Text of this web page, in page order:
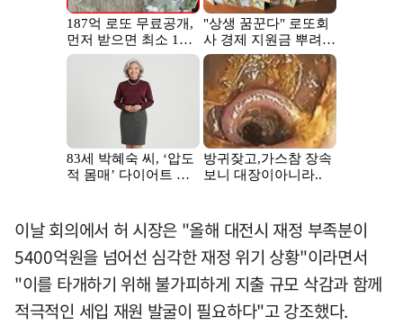
이날 회의에서 허 시장은 "올해 대전시 재정 부족분이
5400억원을 넘어선 심각한 재정 위기 상황"이라면서
"이를 타개하기 위해 불가피하게 지출 규모 삭감과 함께
적극적인 세입 재원 발굴이 필요하다"고 강조했다.